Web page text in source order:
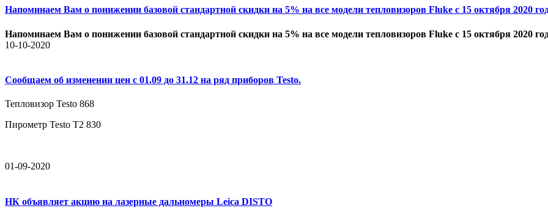
Напоминаем Вам о понижении базовой стандартной скидки на 5% на все модели тепловизоров Fluke с 15 октября 2020
Напоминаем Вам о понижении базовой стандартной скидки на 5% на все модели тепловизоров Fluke с 15 октября 2020
10-10-2020
Сообщаем об изменении цен с 01.09 до 31.12 на ряд приборов Testo.
Тепловизор Testo 868
Пирометр Testo Т2 830
01-09-2020
НК объявляет акцию на лазерные дальномеры Leica DISTO